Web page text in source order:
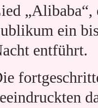
„Alibaba“,
ein
entführt.